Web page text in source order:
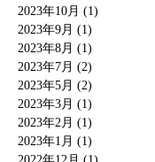
2023年10月 (1)
2023年9月 (1)
2023年8月 (1)
2023年7月 (2)
2023年5月 (2)
2023年3月 (1)
2023年2月 (1)
2023年1月 (1)